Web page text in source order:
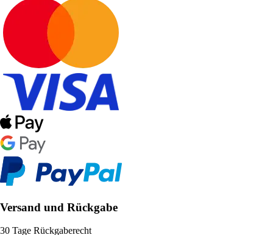
Versand und Rückgabe
30 Tage Rückgaberecht